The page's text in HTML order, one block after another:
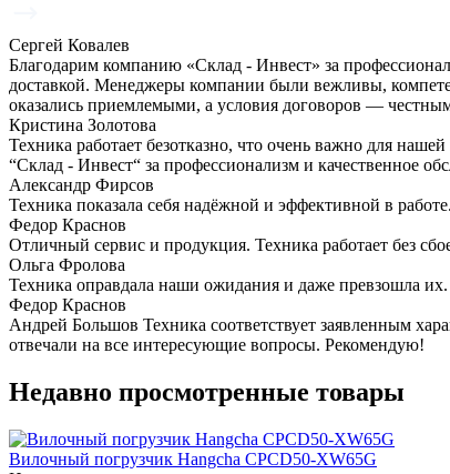
Сергей Ковалев
Благодарим компанию «Склад - Инвест» за
доставкой. Менеджеры компании были вежливы,
оказались приемлемыми, а условия договоров —
Кристина Золотова
Техника работает безотказно, что очень важно для
“Склад - Инвест“ за профессионализм и качественное
Александр Фирсов
Техника показала себя надёжной и эффективной в
Федор Краснов
Отличный сервис и продукция. Техника работает без
Ольга Фролова
Техника оправдала наши ожидания и даже превзошла
Федор Краснов
Андрей Большов Техника соответствует заявленным
отвечали на все интересующие вопросы. Рекомендую!
Недавно просмотренные товары
Вилочный погрузчик Hangcha CPCD50-XW65G